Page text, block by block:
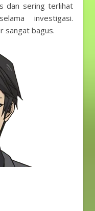
dan sering terlihat
investigasi.
sangat bagus.